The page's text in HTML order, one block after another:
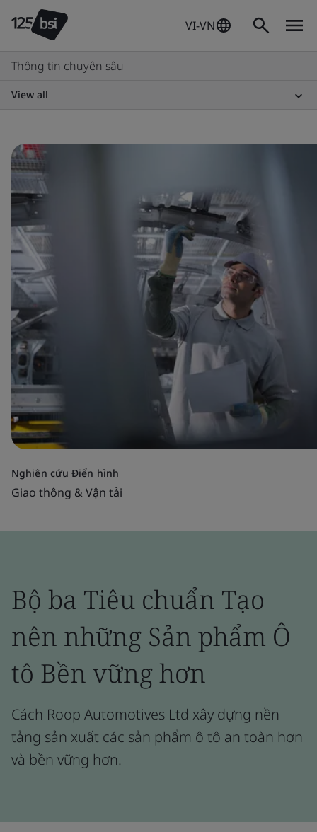
VI-VN
Thông tin chuyên sâu
View all
Nghiên cứu Điển hình
Giao thông & Vận tải
Bộ ba Tiêu chuẩn Tạo
nên những Sản phẩm Ô
tô Bền vững hơn
Cách Roop Automotives Ltd xây dựng nền
tảng sản xuất các sản phẩm ô tô an toàn hơn
và bền vững hơn.